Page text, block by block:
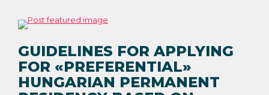
GUIDELINES FOR APPLYING
FOR «PREFERENTIAL»
HUNGARIAN PERMANENT